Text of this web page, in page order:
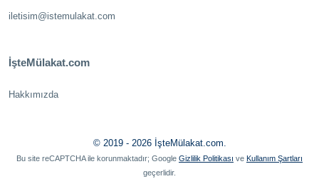
iletisim@istemulakat.com
İşteMülakat.com
Hakkımızda
© 2019 - 2026 İşteMülakat.com.
Bu site reCAPTCHA ile korunmaktadır; Google Gizlilik Politikası ve Kullanım Şartları
geçerlidir.